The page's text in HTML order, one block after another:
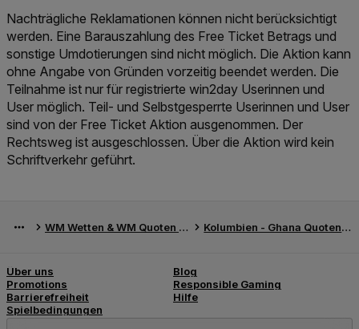
Nachträgliche Reklamationen können nicht berücksichtigt
werden. Eine Barauszahlung des Free Ticket Betrags und
sonstige Umdotierungen sind nicht möglich. Die Aktion kann
ohne Angabe von Gründen vorzeitig beendet werden. Die
Teilnahme ist nur für registrierte win2day Userinnen und
User möglich. Teil- und Selbstgesperrte Userinnen und User
sind von der Free Ticket Aktion ausgenommen. Der
Rechtsweg ist ausgeschlossen. Über die Aktion wird kein
Schriftverkehr geführt.